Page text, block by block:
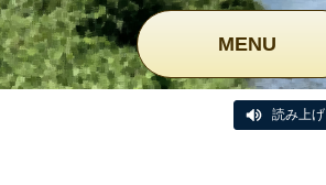
MENU
読み上げ